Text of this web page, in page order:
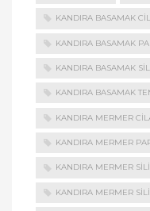
KANDIRA BASAMAK
KANDIRA BASAMAK
KANDIRA BASAMAK
KANDIRA BASAMAK
KANDIRA MERMER
KANDIRA MERMER
KANDIRA MERMER
KANDIRA MERMER